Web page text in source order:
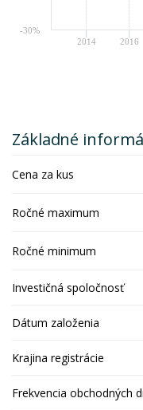
2014 2016
-30%
Základné
Cena za kus
Ročné maximum
Ročné minimum
Investičná spoločnosť
Dátum založenia
Krajina registrácie
Frekvencia obchodných